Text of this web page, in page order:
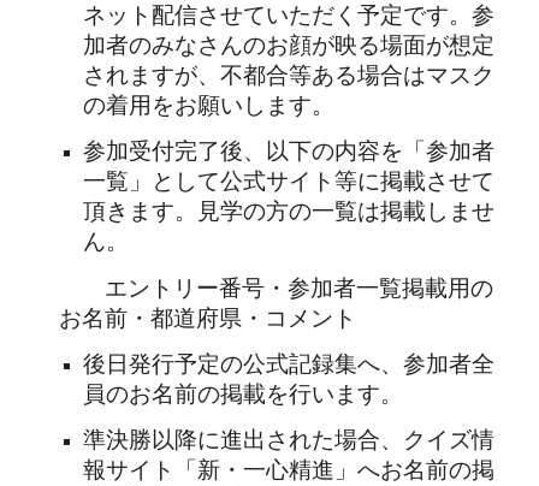
ネット配信させていただく予定です。参
加者のみなさんのお顔が映る場面が想定
されますが、不都合等ある場合はマスク
の着用をお願いします。
参加受付完了後、以下の内容を「参加者
一覧」として公式サイト等に掲載させて
頂きます。見学の方の一覧は掲載しませ
ん。
エントリー番号・参加者一覧掲載用の
お名前・都道府県・コメント
後日発行予定の公式記録集へ、参加者全
員のお名前の掲載を行います。
準決勝以降に進出された場合、クイズ情
報サイト「新・一心精進」へお名前の掲